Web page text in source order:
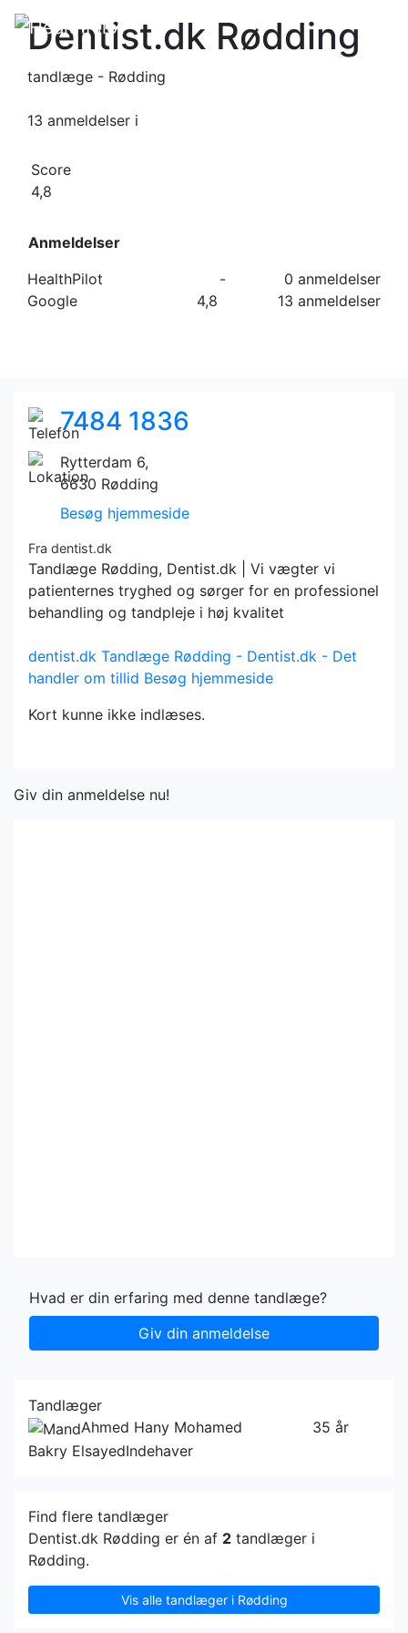
Dentist.dk Rødding
tandlæge - Rødding
13 anmeldelser i
Score
4,8
Anmeldelser
HealthPilot
-
0 anmeldelser
Google
4,8 13 anmeldelser
7484 1836
Rytterdam 6,
6630 Rødding
Besøg hjemmeside
Fra dentist.dk
Tandlæge Rødding, Dentist.dk | Vi vægter vi
patienternes tryghed og sørger for en professionel
behandling og tandpleje i høj kvalitet
dentist.dk Tandlæge Rødding - Dentist.dk - Det
handler om tillid Besøg hjemmeside
Kort kunne ikke indlæses.
Giv din anmeldelse nu!
Hvad er din erfaring med denne tandlæge?
Giv din anmeldelse
Tandlæger
Ahmed Hany Mohamed
Bakry ElsayedIndehaver
35 år
Find flere tandlæger
Dentist.dk Rødding er én af 2 tandlæger i
Rødding.
Vis alle tandlæger i Rødding